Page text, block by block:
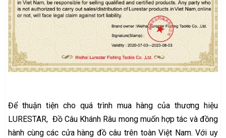
Để thuận tiện cho quá trình mua hàng của thương hiệu
LURESTAR, Đồ Câu Khánh Râu mong muốn hợp tác và đồng
hành cùng các cửa hàng đồ câu trên toàn Việt Nam. Với uy